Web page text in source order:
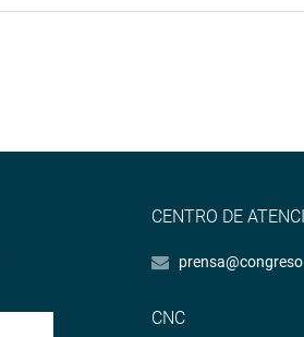
CENTRO DE
CNC